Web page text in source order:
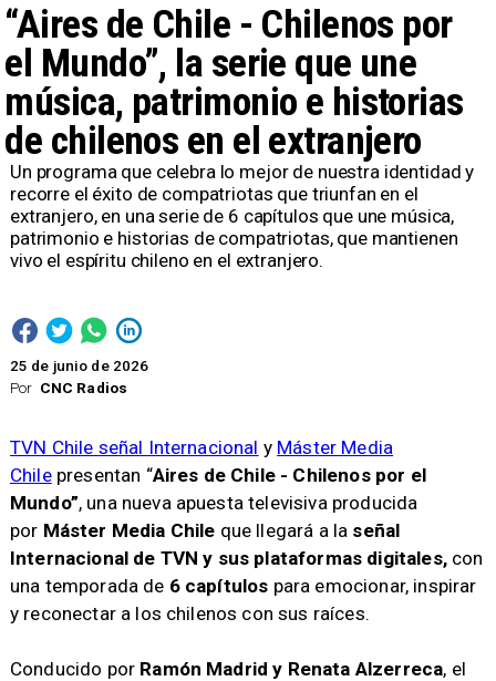
Por CNC Radios
“Aires de Chile - Chilenos por
el Mundo”, la serie que une
música, patrimonio e historias
de chilenos en el extranjero
25 de junio de 2026
​Un programa que celebra lo mejor de nuestra identidad y
recorre el éxito de compatriotas que triunfan en el
extranjero, en una serie de 6 capítulos que une música,
patrimonio e historias de compatriotas, que mantienen
vivo el espíritu chileno en el extranjero.
TVN Chile señal Internacional y Máster Media
Chilepresentan “Aires de Chile - Chilenos por el
Mundo”, una nueva apuesta televisiva producida
por Máster Media Chile que llegará a la señal
Internacional de TVN y sus plataformas digitales, con
una temporada de 6 capítulos para emocionar, inspirar
y reconectar a los chilenos con sus raíces.
Conducido por Ramón Madrid y Renata Alzerreca, el